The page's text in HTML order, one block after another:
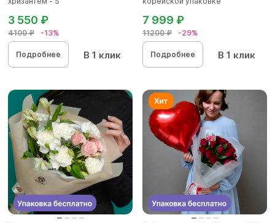
4100 ₽ -13%
3 550 ₽
Подробнее В 1 клик
11200 ₽ -29%
7 999 ₽
Подробнее В 1 клик